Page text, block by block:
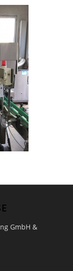
GmbH &